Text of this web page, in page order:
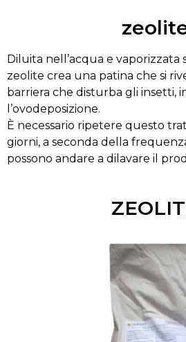
Diluita nell’acqua e vaporizzata
zeolite crea una patina che si
barriera che disturba gli insetti,
l’ovodeposizione.
È necessario ripetere questo
giorni, a seconda della
possono andare a dilavare il